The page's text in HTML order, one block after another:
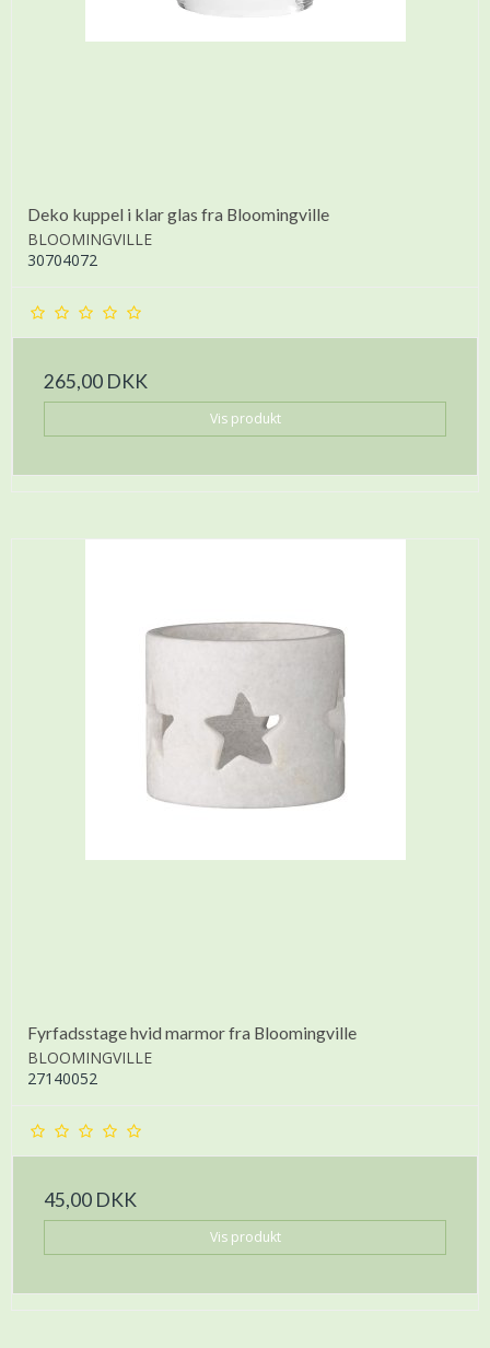
Deko kuppel i klar glas fra Bloomingville
BLOOMINGVILLE
30704072
265,00 DKK
Vis produkt
Fyrfadsstage hvid marmor fra Bloomingville
BLOOMINGVILLE
27140052
45,00 DKK
Vis produkt